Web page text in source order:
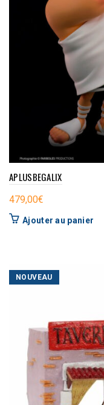
APLUSBEGALIX
479,00€
Ajouter au panier
NOUVEAU